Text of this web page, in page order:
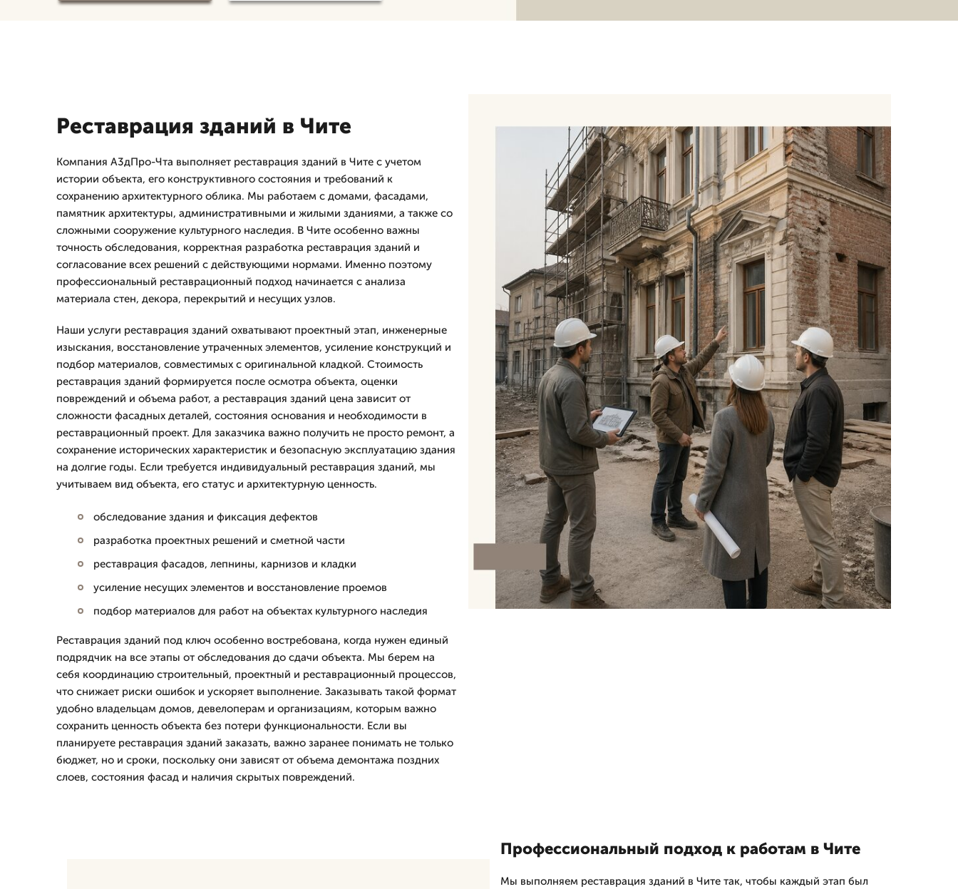
Реставрация зданий в Чите
Компания А3дПро-Чта выполняет реставрация зданий в Чите с учетом
истории объекта, его конструктивного состояния и требований к
сохранению архитектурного облика. Мы работаем с домами, фасадами,
памятник архитектуры, административными и жилыми зданиями, а также со
сложными сооружение культурного наследия. В Чите особенно важны
точность обследования, корректная разработка реставрация зданий и
согласование всех решений с действующими нормами. Именно поэтому
профессиональный реставрационный подход начинается с анализа
материала стен, декора, перекрытий и несущих узлов.
Наши услуги реставрация зданий охватывают проектный этап, инженерные
изыскания, восстановление утраченных элементов, усиление конструкций и
подбор материалов, совместимых с оригинальной кладкой. Стоимость
реставрация зданий формируется после осмотра объекта, оценки
повреждений и объема работ, а реставрация зданий цена зависит от
сложности фасадных деталей, состояния основания и необходимости в
реставрационный проект. Для заказчика важно получить не просто ремонт, а
сохранение исторических характеристик и безопасную эксплуатацию здания
на долгие годы. Если требуется индивидуальный реставрация зданий, мы
учитываем вид объекта, его статус и архитектурную ценность.
обследование здания и фиксация дефектов
разработка проектных решений и сметной части
реставрация фасадов, лепнины, карнизов и кладки
усиление несущих элементов и восстановление проемов
подбор материалов для работ на объектах культурного наследия
Реставрация зданий под ключ особенно востребована, когда нужен единый
подрядчик на все этапы от обследования до сдачи объекта. Мы берем на
себя координацию строительный, проектный и реставрационный процессов,
что снижает риски ошибок и ускоряет выполнение. Заказывать такой формат
удобно владельцам домов, девелоперам и организациям, которым важно
сохранить ценность объекта без потери функциональности. Если вы
планируете реставрация зданий заказать, важно заранее понимать не только
бюджет, но и сроки, поскольку они зависят от объема демонтажа поздних
слоев, состояния фасад и наличия скрытых повреждений.
Профессиональный подход к работам в Чите
Мы выполняем реставрация зданий в Чите так, чтобы каждый этап был